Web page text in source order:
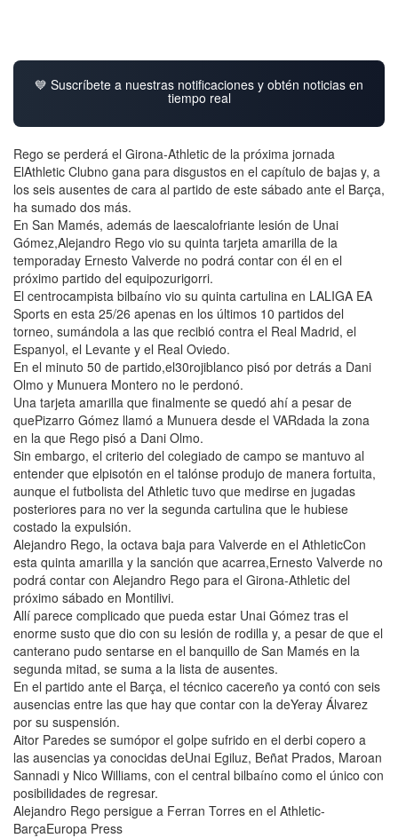
💙 Suscríbete a nuestras notificaciones y obtén noticias en
tiempo real
Rego se perderá el Girona-Athletic de la próxima jornada
ElAthletic Clubno gana para disgustos en el capítulo de bajas y, a
los seis ausentes de cara al partido de este sábado ante el Barça,
ha sumado dos más.
En San Mamés, además de laescalofriante lesión de Unai
Gómez,Alejandro Rego vio su quinta tarjeta amarilla de la
temporaday Ernesto Valverde no podrá contar con él en el
próximo partido del equipozurigorri.
El centrocampista bilbaíno vio su quinta cartulina en LALIGA EA
Sports en esta 25/26 apenas en los últimos 10 partidos del
torneo, sumándola a las que recibió contra el Real Madrid, el
Espanyol, el Levante y el Real Oviedo.
En el minuto 50 de partido,el30rojiblanco pisó por detrás a Dani
Olmo y Munuera Montero no le perdonó.
Una tarjeta amarilla que finalmente se quedó ahí a pesar de
quePizarro Gómez llamó a Munuera desde el VARdada la zona
en la que Rego pisó a Dani Olmo.
Sin embargo, el criterio del colegiado de campo se mantuvo al
entender que elpisotón en el talónse produjo de manera fortuita,
aunque el futbolista del Athletic tuvo que medirse en jugadas
posteriores para no ver la segunda cartulina que le hubiese
costado la expulsión.
Alejandro Rego, la octava baja para Valverde en el AthleticCon
esta quinta amarilla y la sanción que acarrea,Ernesto Valverde no
podrá contar con Alejandro Rego para el Girona-Athletic del
próximo sábado en Montilivi.
Allí parece complicado que pueda estar Unai Gómez tras el
enorme susto que dio con su lesión de rodilla y, a pesar de que el
canterano pudo sentarse en el banquillo de San Mamés en la
segunda mitad, se suma a la lista de ausentes.
En el partido ante el Barça, el técnico cacereño ya contó con seis
ausencias entre las que hay que contar con la deYeray Álvarez
por su suspensión.
Aitor Paredes se sumópor el golpe sufrido en el derbi copero a
las ausencias ya conocidas deUnai Egiluz, Beñat Prados, Maroan
Sannadi y Nico Williams, con el central bilbaíno como el único con
posibilidades de regresar.
Alejandro Rego persigue a Ferran Torres en el Athletic-
BarçaEuropa Press